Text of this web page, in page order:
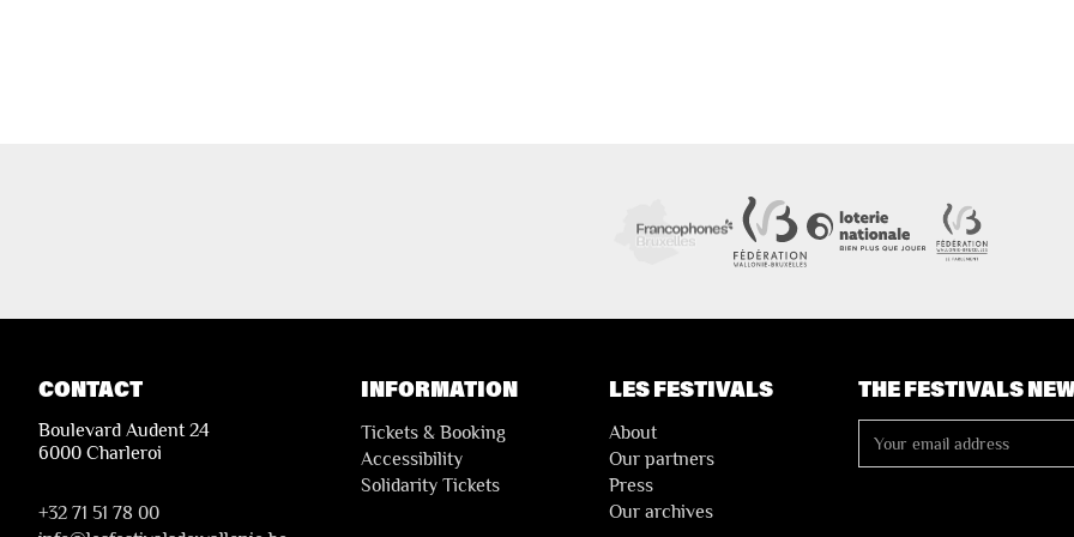
CONTACT
Boulevard Audent 24
6000 Charleroi
+32 71 51 78 00
INFORMATION
Tickets & Booking
Accessibility
Solidarity Tickets
LES FESTIVALS
About
Our partners
Press
Our archives
THE FESTIVALS